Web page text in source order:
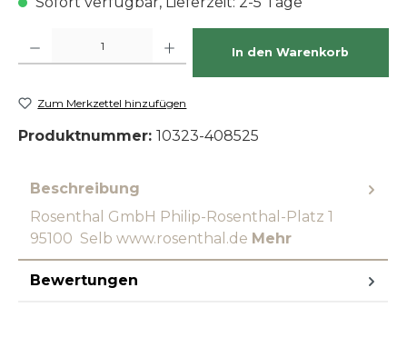
In den Warenkorb
Zum Merkzettel hinzufügen
Produktnummer: 10323-408525
Beschreibung
Rosenthal GmbH Philip-Rosenthal-Platz 1
95100 Selb www.rosenthal.de Mehr
Bewertungen